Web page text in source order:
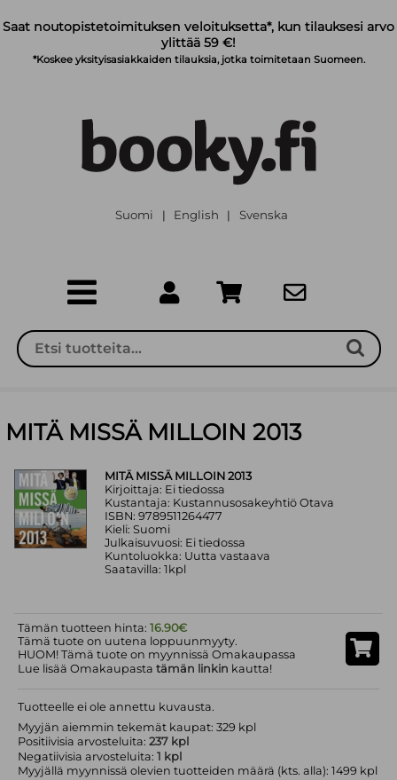
Saat noutopistetoimituksen veloituksetta*, kun tilauksesi arvo
ylittää 59 €!
*Koskee yksityisasiakkaiden tilauksia, jotka toimitetaan Suomeen.
Suomi | English | Svenska
MITÄ MISSÄ MILLOIN 2013
MITÄ MISSÄ MILLOIN 2013
Kirjoittaja: Ei tiedossa
Kustantaja: Kustannusosakeyhtiö Otava
ISBN: 9789511264477
Kieli: Suomi
Julkaisuvuosi: Ei tiedossa
Kuntoluokka: Uutta vastaava
Saatavilla: 1kpl
Tämän tuotteen hinta:16.90€
Tämä tuote on uutena loppuunmyyty.
HUOM! Tämä tuote on myynnissä Omakaupassa
Lue lisää Omakaupastatämän linkin kautta!
Tuotteelle ei ole annettu kuvausta.
Myyjän aiemmin tekemät kaupat: 329 kpl
Positiivisia arvosteluita:237 kpl
Negatiivisia arvosteluita:1 kpl
Myyjällä myynnissä olevien tuotteiden määrä (kts. alla): 1499 kpl